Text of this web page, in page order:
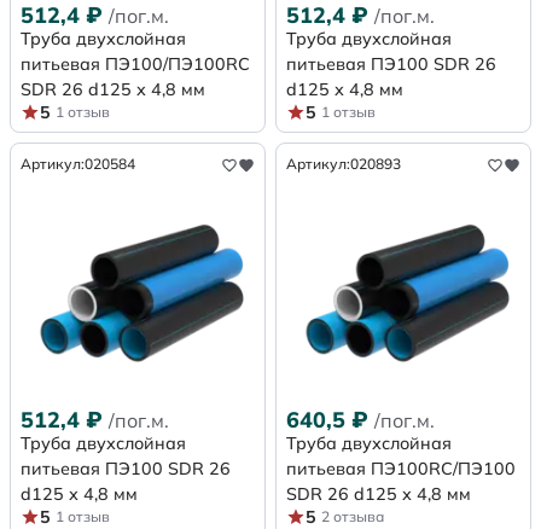
512,4 ₽ /пог.м.
Труба двухслойная
питьевая ПЭ100/ПЭ100RC
SDR 26 d125 х 4,8 мм
5 1 отзыв
512,4 ₽ /пог.м.
Труба двухслойная
питьевая ПЭ100 SDR 26
d125 х 4,8 мм
5 1 отзыв
Артикул:020584
512,4 ₽ /пог.м.
Труба двухслойная
питьевая ПЭ100 SDR 26
d125 х 4,8 мм
5 1 отзыв
Артикул:020893
640,5 ₽ /пог.м.
Труба двухслойная
питьевая ПЭ100RC/ПЭ100
SDR 26 d125 х 4,8 мм
5 2 отзыва